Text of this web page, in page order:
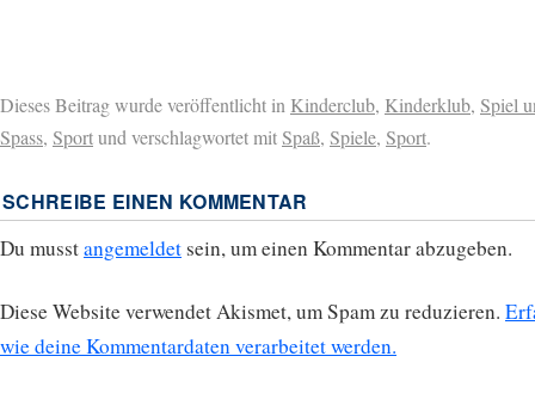
Dieses Beitrag wurde veröffentlicht in Kinderclub, Kinderklub, Spiel
Spass, Sportund verschlagwortet mitSpaß, Spiele, Sport.
SCHREIBE EINEN KOMMENTAR
Du musstangemeldet sein, um einen Kommentar abzugeben.
Diese Website verwendet Akismet, um Spam zu reduzieren.
wie deine Kommentardaten verarbeitet werden.